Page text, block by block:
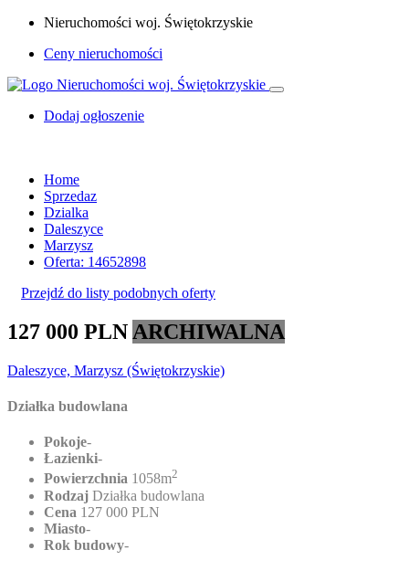
Nieruchomości woj. Świętokrzyskie
Ceny nieruchomości
Dodaj ogłoszenie
Home
Sprzedaz
Dzialka
Daleszyce
Marzysz
Oferta: 14652898
Przejdź do listy podobnych oferty
127 000 PLN ARCHIWALNA
Daleszyce, Marzysz (Świętokrzyskie)
Działka budowlana
Pokoje-
Łazienki-
Powierzchnia 1058m2
Rodzaj Działka budowlana
Cena 127 000 PLN
Miasto-
Rok budowy-